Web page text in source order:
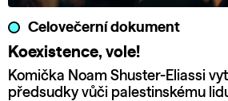
Celovečerní dokument
Koexistence, vole!
Komička Noam Shuster-Eliassi
předsudky vůči palestinskému